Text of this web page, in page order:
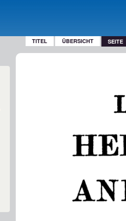
TITEL ÜBERSICHT SEITE